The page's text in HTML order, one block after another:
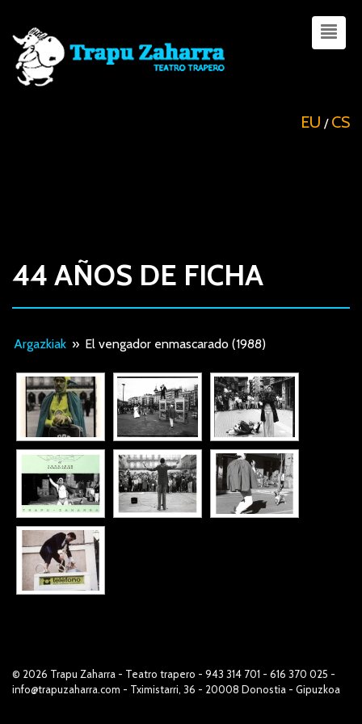
EU / CS
44 AÑOS DE FICHA
Argazkiak » El vengador enmascarado (1988)
© 2026 Trapu Zaharra - Teatro trapero - 943 314 701 - 616 370 025 -
info@trapuzaharra.com - Tximistarri, 36 - 20008 Donostia - Gipuzkoa